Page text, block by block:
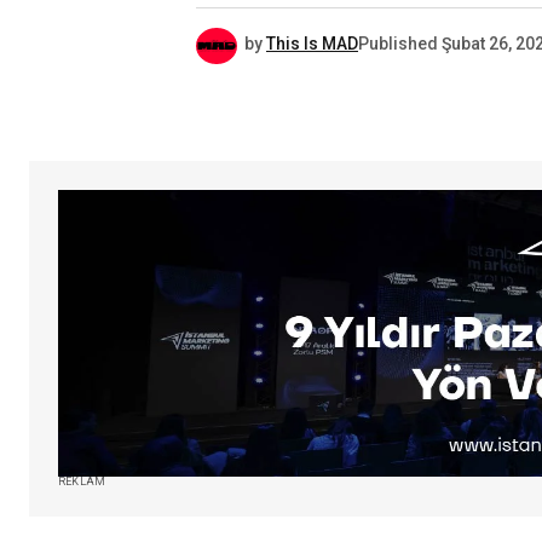
byThis Is MADPublished Şubat 26,
REKLAM